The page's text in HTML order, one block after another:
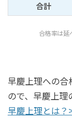
合計
合格率は延
早慶上理への合
ので、早慶上理
早慶上理とは？